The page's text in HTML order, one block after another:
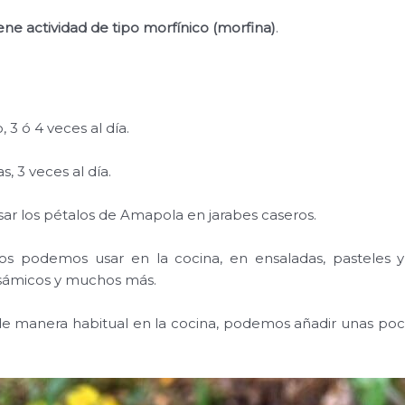
actividad de tipo morfínico (morfina).
3 ó 4 veces al día.
3 veces al día.
los pétalos de Amapola en jarabes caseros.
podemos usar en la cocina, en ensaladas, pasteles
y muchos más.
manera habitual en la cocina, podemos añadir unas